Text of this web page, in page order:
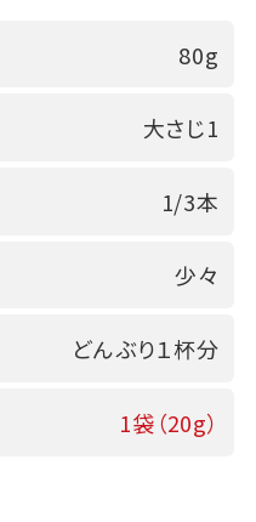
80g
大さじ1
1/3本
少々
どんぶり１杯分
1袋（20g）